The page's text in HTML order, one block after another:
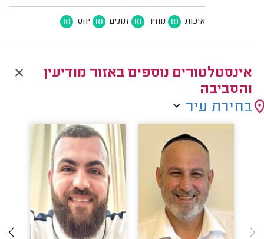
איכות 10 מחיר 10 זמנים 10 יחס 10
אינסטלטורים נוספים באזור מודיעין
והסביבה
בחירת עיר